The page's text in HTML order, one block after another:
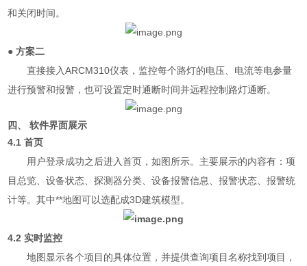
和关闭时间。
● 方案二
直接接入ARCM310仪表 ，监控每个路灯的电压、电流等电参量
进行预警和报警，也可设置定时通断时间并远程控制路灯通断。
四、 软件界面展示
4.1 首页
用户登录成功之后进入首页，如图所示。主要展示的内容有：项
目总览、设备状态、探测器分类、设备报警信息、报警状态、报警统
计等。其中**地图可以选配成3D建筑模型。
4.2 实时监控
地图显示各个项目的具体位置，并提供查询项目名称找到项目，